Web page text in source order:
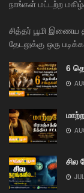
நாங்கள் மட்டற்ற
சித்தர் பூமி
தேடலுக்கு ஒரு
6
சில